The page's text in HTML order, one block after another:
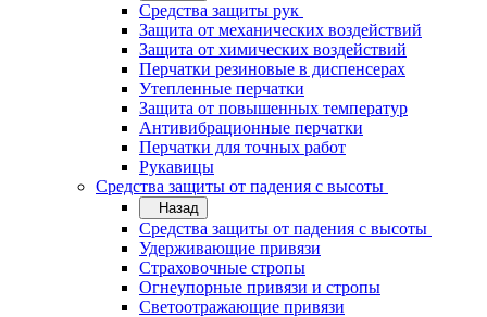
Средства защиты рук
Защита от механических воздействий
Защита от химических воздействий
Перчатки резиновые в диспенсерах
Утепленные перчатки
Защита от повышенных температур
Антивибрационные перчатки
Перчатки для точных работ
Рукавицы
Средства защиты от падения с высоты
Назад
Средства защиты от падения с высоты
Удерживающие привязи
Страховочные стропы
Огнеупорные привязи и стропы
Светоотражающие привязи